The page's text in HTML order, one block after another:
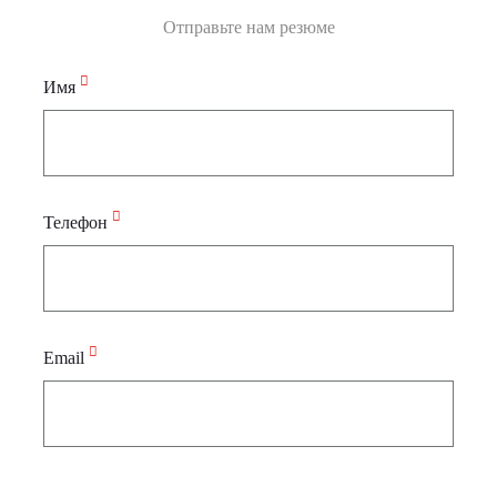
Отправьте нам резюме
Имя
Телефон
Email